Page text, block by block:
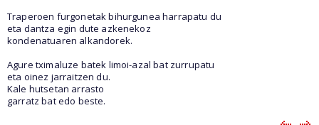
Traperoen furgonetak bihurgunea harrapatu du
eta dantza egin dute azkenekoz
kondenatuaren alkandorek.
Agure tximaluze batek limoi-azal bat zurrupatu
eta oinez jarraitzen du.
Kale hutsetan arrasto
garratz bat edo beste.